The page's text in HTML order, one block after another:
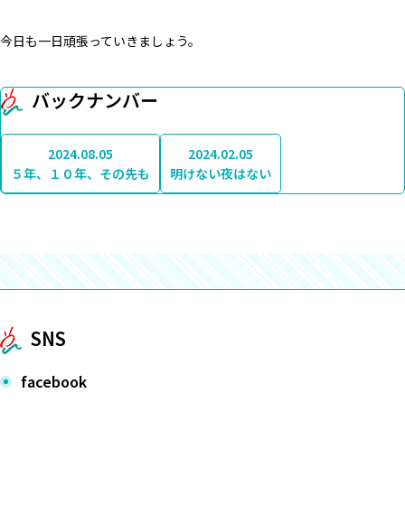
今日も一日頑張っていきましょう。
バックナンバー
2024.08.05
５年、１０年、その先も
2024.02.05
明けない夜はない
SNS
facebook